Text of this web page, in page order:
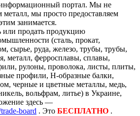
портал. Мы не
мы просто предоставляем
занимается.
или продать продукцию
(сталь, прокат,
сырье, руда, железо, трубы, трубы,
металл, ферросплавы, сплавы,
рулоны, проволока, листы, плиты,
профили, H-образные балки,
черные и цветные металлы, медь,
вольфрам, литье) в Украине,
здесь —
board . Это БЕСПЛАТНО .